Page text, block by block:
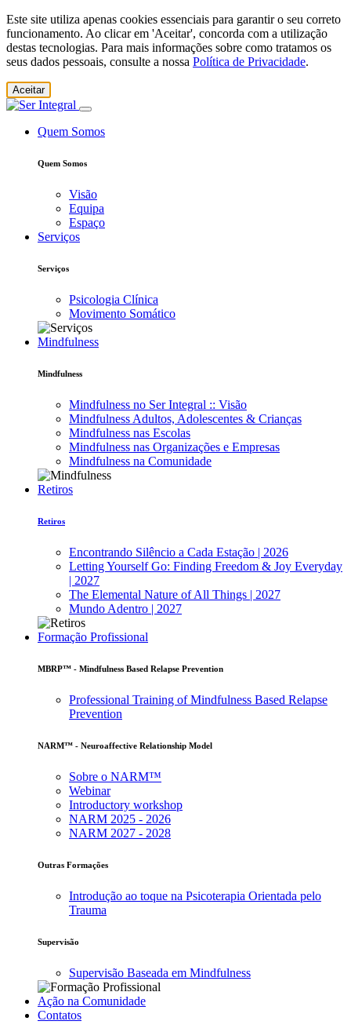
Este site utiliza apenas cookies essenciais para garantir o seu correto
funcionamento. Ao clicar em 'Aceitar', concorda com a utilização
destas tecnologias. Para mais informações sobre como tratamos os
seus dados pessoais, consulte a nossa Política de Privacidade.
Aceitar
Quem Somos
Quem Somos
Visão
Equipa
Espaço
Serviços
Serviços
Psicologia Clínica
Movimento Somático
Mindfulness
Mindfulness
Mindfulness no Ser Integral :: Visão
Mindfulness Adultos, Adolescentes & Crianças
Mindfulness nas Escolas
Mindfulness nas Organizações e Empresas
Mindfulness na Comunidade
Retiros
Retiros
Encontrando Silêncio a Cada Estação | 2026
Letting Yourself Go: Finding Freedom & Joy Everyday
| 2027
The Elemental Nature of All Things | 2027
Mundo Adentro | 2027
Formação Profissional
MBRP™ - Mindfulness Based Relapse Prevention
Professional Training of Mindfulness Based Relapse
Prevention
NARM™ - Neuroaffective Relationship Model
Sobre o NARM™
Webinar
Introductory workshop
NARM 2025 - 2026
NARM 2027 - 2028
Outras Formações
Introdução ao toque na Psicoterapia Orientada pelo
Trauma
Supervisão
Supervisão Baseada em Mindfulness
Ação na Comunidade
Contatos